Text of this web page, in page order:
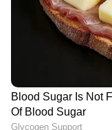
ചെയ്തു.
ആശുപത്രിയിൽ
സംഭവത്തിൽ
അറിയിച്ചു.